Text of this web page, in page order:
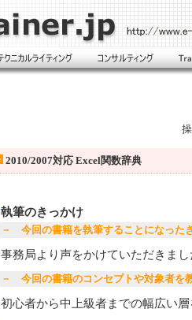
2010/2007対応 Excel関数辞典
執筆のきっかけ
－ 今回の書籍を執筆することになった
事務局より声をかけていただきまし
－ 今回の書籍のコンセプトや対象者を
初心者から中上級者までの幅広い